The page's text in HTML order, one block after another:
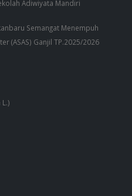
Adiwiyata Mandiri
Semangat Menempuh
(ASAS) Ganjil TP.2025/2026